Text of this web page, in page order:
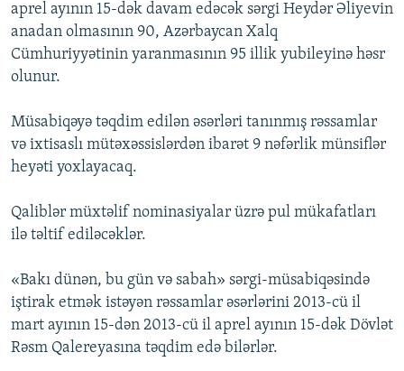
aprel ayının 15-dək davam edəcək sərgi Heydər Əliyevin
anadan olmasının 90, Azərbaycan Xalq
Cümhuriyyətinin yaranmasının 95 illik yubileyinə həsr
olunur.
Müsabiqəyə təqdim edilən əsərləri tanınmış rəssamlar
və ixtisaslı mütəxəssislərdən ibarət 9 nəfərlik münsiflər
heyəti yoxlayacaq.
Qaliblər müxtəlif nominasiyalar üzrə pul mükafatları
ilə təltif ediləcəklər.
«Bakı dünən, bu gün və sabah» sərgi-müsabiqəsində
iştirak etmək istəyən rəssamlar əsərlərini 2013-cü il
mart ayının 15-dən 2013-cü il aprel ayının 15-dək Dövlət
Rəsm Qalereyasına təqdim edə bilərlər.